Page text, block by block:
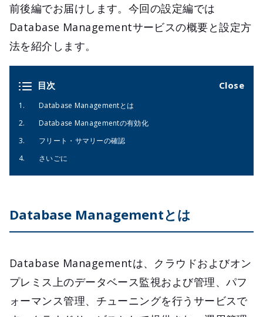
前後編でお届けします。今回の設定編では
Database Managementサービスの概要と設定方
法を紹介します。
目次
Database Managementとは
Database Managementの有効化
フリート・サマリーの確認
さいごに
Database Managementとは
Database Managementは、クラウドおよびオン
プレミス上のデータベース監視および管理、パフ
ォーマンス管理、チューニングを行うサービスで